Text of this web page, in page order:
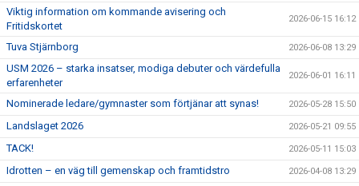
Viktig information om kommande avisering och
Fritidskortet
2026-06-15 16:12
Tuva Stjärnborg 2026-06-08 13:29
USM 2026 – starka insatser, modiga debuter och värdefulla
erfarenheter
2026-06-01 16:11
Nominerade ledare/gymnaster som förtjänar att synas! 2026-05-28 15:50
Landslaget 2026 2026-05-21 09:55
TACK! 2026-05-11 15:03
Idrotten – en väg till gemenskap och framtidstro 2026-04-08 13:29